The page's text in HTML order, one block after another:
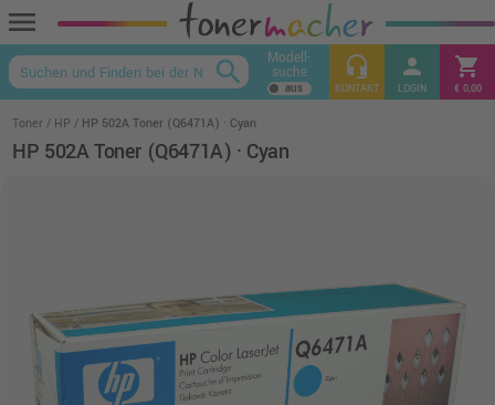
menu
keyboard_arrow_up
search Modell-
suche headset_mic
KONTAKT
person
LOGIN
shopping_cart
€ 0,00
Toner HP HP 502A Toner (Q6471A) · Cyan
HP 502A Toner (Q6471A) · Cyan